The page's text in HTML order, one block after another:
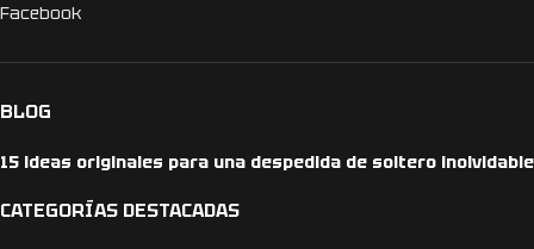
Facebook
BLOG
15 ideas originales para una despedida de soltero inolvidable
CATEGORÍAS DESTACADAS